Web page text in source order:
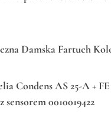
Damska Fartuch
Condens AS 25-A +
0010019422